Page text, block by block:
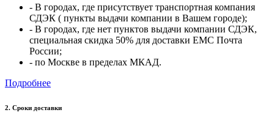
- В городах, где присутствует транспортная компания
СДЭК ( пункты выдачи компании в Вашем городе);
- В городах, где нет пунктов выдачи компании СДЭК,
специальная скидка 50% для доставки ЕМС Почта
России;
- по Москве в пределах МКАД.
Подробнее
2. Cроки доставки